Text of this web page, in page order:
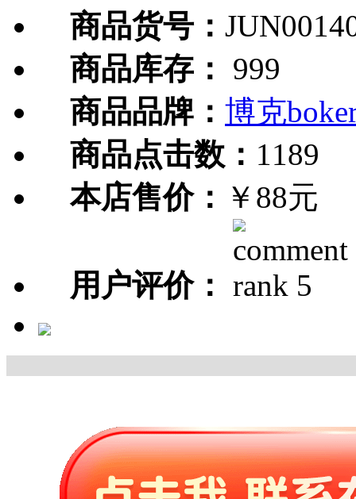
商品货号：
商品库存：
999
商品品牌： 博克
商品点击数： 1189
本店售价： ￥88元
用户评价：